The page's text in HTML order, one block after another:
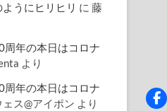
うにヒリヒリ に 藤
周年の本日はコロナ
より
周年の本日はコロナ
ェス@アイポン より